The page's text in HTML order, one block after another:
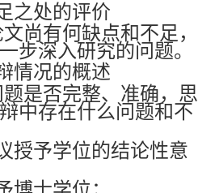
之处的评价
尚有何缺点和不足，
步深入研究的问题。
情况的概述
是否完整、准确，思
中存在什么问题和不
授予学位的结论性意